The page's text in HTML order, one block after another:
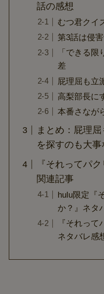
話の感想
むつ君クイ
第3話は侵
「できる
差
屁理屈も立
高梨部長に
本番さなが
まとめ：屁理
を探すのも大事
『それってパ
関連記事
hulu限定『
か？』ネタ
『それって
ネタバレ感